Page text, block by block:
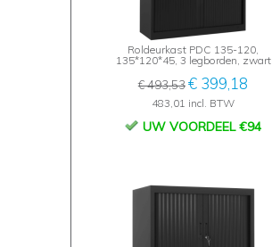
Roldeurkast PDC 135-120,
135*120*45, 3 legborden, zwart
€ 493,53€ 399,18
483,01 incl. BTW
UW VOORDEEL €94